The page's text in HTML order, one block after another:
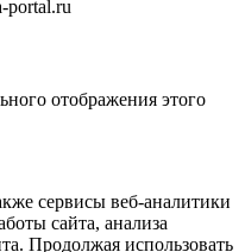
portal.ru
отображения этого
сервисы веб-аналитики
сайта, анализа
Продолжая использовать